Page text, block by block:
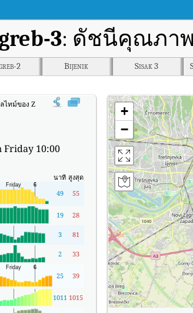
3: ดัชนีคุณภาพ
2 Bijenik Sisak 3
ทม์ของ Zagreb-3
Friday 10:00
นาที สูงสุด
49 55
19 28
3 81
2 33
25 39
1011 1015
+
−